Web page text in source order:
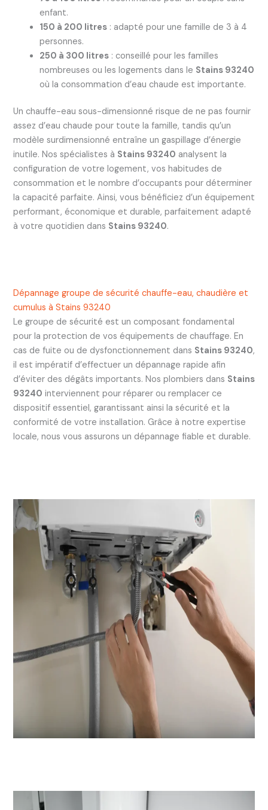
enfant.
150 à 200 litres: adapté pour une famille de 3 à 4
personnes.
250 à 300 litres: conseillé pour les familles
nombreuses ou les logements dans le Stains 93240
où la consommation d’eau chaude est importante.
Un chauffe-eau sous-dimensionné risque de ne pas fournir
assez d’eau chaude pour toute la famille, tandis qu’un
modèle surdimensionné entraîne un gaspillage d’énergie
inutile. Nos spécialistes à Stains 93240 analysent la
configuration de votre logement, vos habitudes de
consommation et le nombre d’occupants pour déterminer
la capacité parfaite. Ainsi, vous bénéficiez d’un équipement
performant, économique et durable, parfaitement adapté
à votre quotidien dans Stains 93240.
Dépannage groupe de sécurité chauffe-eau, chaudière et
cumulus à Stains 93240
Le groupe de sécurité est un composant fondamental
pour la protection de vos équipements de chauffage. En
cas de fuite ou de dysfonctionnement dans Stains 93240,
il est impératif d’effectuer un dépannage rapide afin
d’éviter des dégâts importants. Nos plombiers dans Stains
93240 interviennent pour réparer ou remplacer ce
dispositif essentiel, garantissant ainsi la sécurité et la
conformité de votre installation. Grâce à notre expertise
locale, nous vous assurons un dépannage fiable et durable.